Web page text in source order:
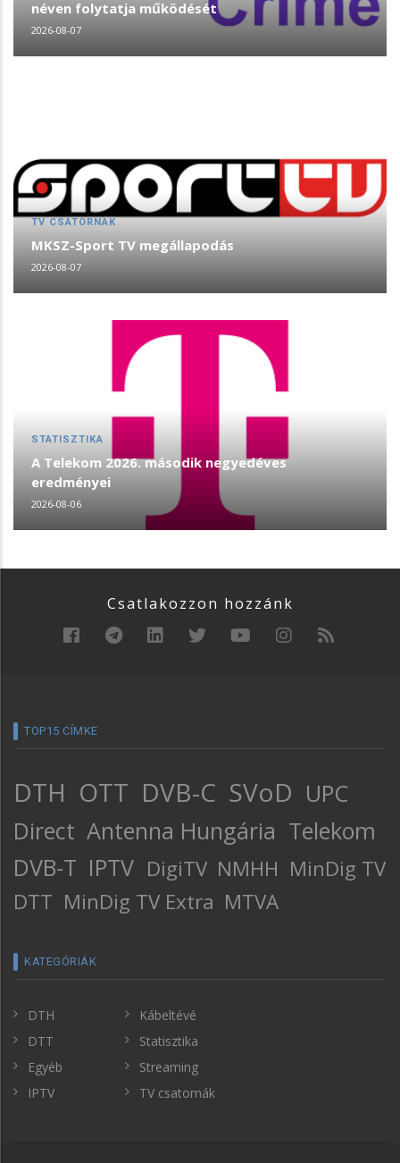
néven folytatja működését
2026-08-07
TV CSATORNÁK
MKSZ-Sport TV megállapodás
2026-08-07
STATISZTIKA
A Telekom 2026. második negyedéves
eredményei
2026-08-06
Csatlakozzon hozzánk
TOP15 CÍMKE
DTH OTT DVB-C SVoD UPC
Direct Antenna Hungária Telekom
DVB-T IPTV DigiTV NMHH MinDig TV
DTT MinDig TV Extra MTVA
KATEGÓRIÁK
DTH
DTT
Egyéb
IPTV
Kábeltévé
Statisztika
Streaming
TV csatornák